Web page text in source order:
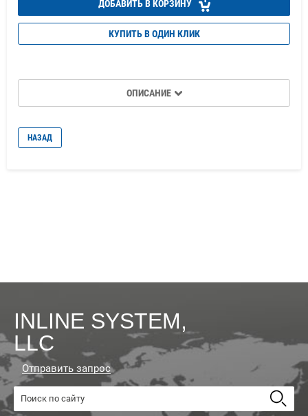
ДОБАВИТЬ В КОРЗИНУ
КУПИТЬ В ОДИН КЛИК
ОПИСАНИЕ
НАЗАД
INLINE SYSTEM,
LLC
Отправить запрос